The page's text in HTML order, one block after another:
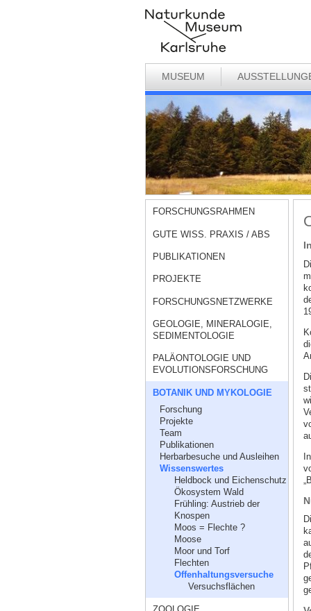
MUSEUM
FORSCHUNGSRAHMEN
GUTE WISS. PRAXIS / ABS
PUBLIKATIONEN
PROJEKTE
FORSCHUNGSNETZWERKE
GEOLOGIE, MINERALOGIE,
SEDIMENTOLOGIE
PALÄONTOLOGIE UND
EVOLUTIONSFORSCHUNG
BOTANIK UND MYKOLOGIE
Forschung
Projekte
Team
Publikationen
Herbarbesuche und Ausleihen
Wissenswertes
Heldbock und Eichenschutz
Ökosystem Wald
Frühling: Austrieb der
Knospen
Moos = Flechte ?
Moose
Moor und Torf
Flechten
Offenhaltungsversuche
Versuchsflächen